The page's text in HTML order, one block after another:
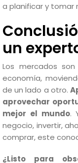
a planificar y tomar
un
Los mercados
economía,
de un lado a otro.
aprovechar
mejor el mundo.
negocio, invertir,
comprar, este
¿Listo para